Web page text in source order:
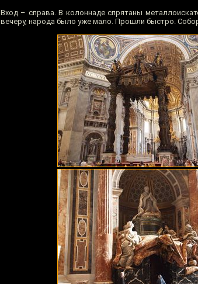
Вход – справа. В колоннаде спрятаны
вечеру, народа было уже мало. Прошли быстро.